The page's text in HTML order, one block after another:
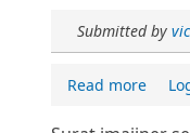
Submitted by
Read more